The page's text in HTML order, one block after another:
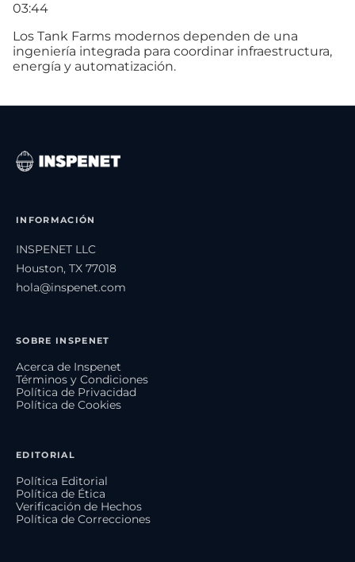
03:44
Los Tank Farms modernos dependen de una
ingeniería integrada para coordinar infraestructura,
energía y automatización.
INFORMACIÓN
INSPENET LLC
Houston, TX 77018
hola@inspenet.com
SOBRE INSPENET
Acerca de Inspenet
Términos y Condiciones
Política de Privacidad
Política de Cookies
EDITORIAL
Política Editorial
Política de Ética
Verificación de Hechos
Política de Correcciones